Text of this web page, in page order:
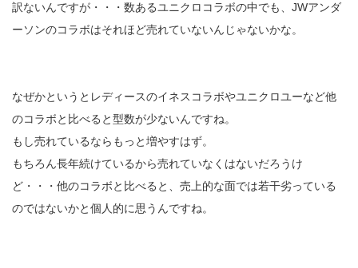
訳ないんですが・・・数あるユニクロコラボの中でも、JWアンダ
ーソンのコラボはそれほど売れていないんじゃないかな。
なぜかというとレディースのイネスコラボやユニクロユーなど他
のコラボと比べると型数が少ないんですね。
もし売れているならもっと増やすはず。
もちろん長年続けているから売れていなくはないだろうけ
ど・・・他のコラボと比べると、売上的な面では若干劣っている
のではないかと個人的に思うんですね。